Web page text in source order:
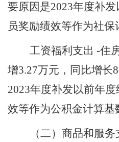
要原因是2023年度补
员奖励绩效等作为社保
工资福利支出 -住
增3.27万元，同比增长
2023年度补发以前年
效等作为公积金计算基
（二） 商品和服务